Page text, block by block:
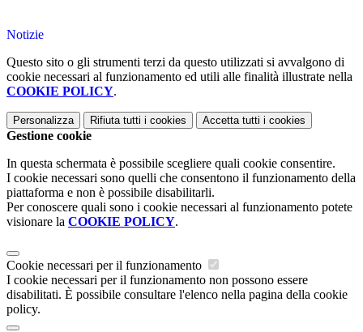
Notizie
Questo sito o gli strumenti terzi da questo utilizzati si avvalgono di
cookie necessari al funzionamento ed utili alle finalità illustrate nella
COOKIE POLICY.
Personalizza Rifiuta tutti i cookies Accetta tutti i cookies
Gestione cookie
In questa schermata è possibile scegliere quali cookie consentire.
I cookie necessari sono quelli che consentono il funzionamento della
piattaforma e non è possibile disabilitarli.
Per conoscere quali sono i cookie necessari al funzionamento potete
visionare la COOKIE POLICY.
Cookie necessari per il funzionamento
I cookie necessari per il funzionamento non possono essere
disabilitati. È possibile consultare l'elenco nella pagina della cookie
policy.